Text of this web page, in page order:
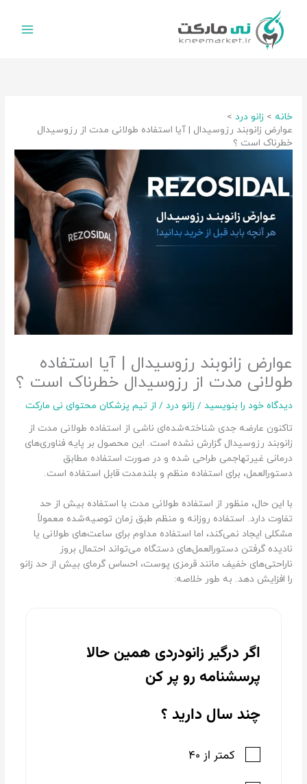
خانه
زانو درد
عوارض زانوبند رزوسیدال | آیا استفاده طولانی مدت از رزوسیدال
خطرناک است ؟
عوارض زانوبند رزوسیدال | آیا استفاده
طولانی مدت از رزوسیدال خطرناک است ؟
دیدگاه‌ خود را بنویسید / زانو درد / از تیم پزشکان محتوای نی مارکت
تاکنون عارضه جدی شناخته‌شده‌ای ناشی از استفاده طولانی مدت از
زانوبند رزوسیدال گزارش نشده است. این محصول بر پایه فناوری‌های
درمانی غیرتهاجمی طراحی شده و در صورت استفاده مطابق
دستورالعمل، برای استفاده منظم و بلندمدت قابل استفاده است.
با این حال، منظور از استفاده طولانی مدت با استفاده بیش از حد
تفاوت دارد. استفاده روزانه و منظم طبق زمان توصیه‌شده معمولاً
مشکلی ایجاد نمی‌کند، اما استفاده مداوم برای ساعت‌های طولانی یا
نادیده گرفتن دستورالعمل‌های دستگاه می‌تواند احتمال بروز
ناراحتی‌های خفیف مانند قرمزی پوست، احساس گرمای بیش از حد زانو
را افزایش دهد. به طور خلاصه: